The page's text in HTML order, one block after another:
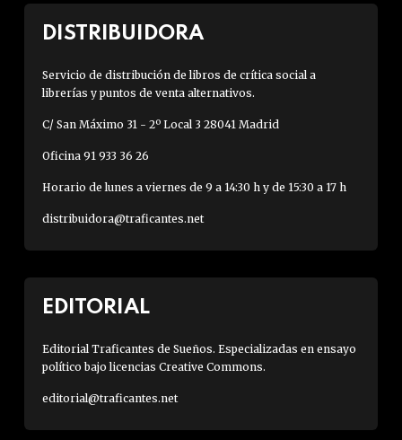
DISTRIBUIDORA
Servicio de distribución de libros de crítica social a
librerías y puntos de venta alternativos.
C/ San Máximo 31 - 2º Local 3 28041 Madrid
Oficina 91 933 36 26
Horario de lunes a viernes de 9 a 14:30 h y de 15:30 a 17 h
distribuidora@traficantes.net
EDITORIAL
Editorial Traficantes de Sueños. Especializadas en ensayo
político bajo licencias Creative Commons.
editorial@traficantes.net